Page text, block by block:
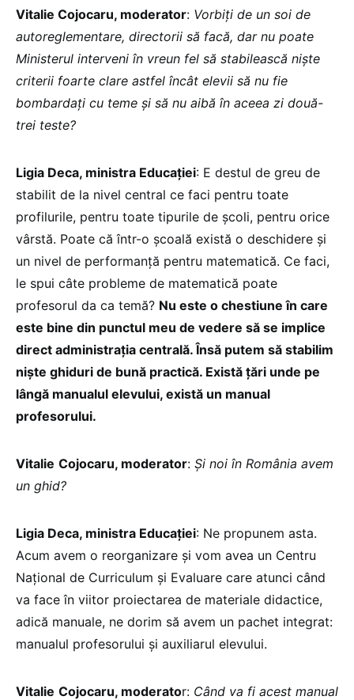
Vitalie Cojocaru, moderator: Vorbiți de un soi de
autoreglementare, directorii să facă, dar nu poate
Ministerul interveni în vreun fel să stabilească niște
criterii foarte clare astfel încât elevii să nu fie
bombardați cu teme și să nu aibă în aceea zi două-
trei teste?
Ligia Deca, ministra Educației: E destul de greu de
stabilit de la nivel central ce faci pentru toate
profilurile, pentru toate tipurile de școli, pentru orice
vârstă. Poate că într-o școală există o deschidere și
un nivel de performanță pentru matematică. Ce faci,
le spui câte probleme de matematică poate
profesorul da ca temă? Nu este o chestiune în care
este bine din punctul meu de vedere să se implice
direct administrația centrală. Însă putem să stabilim
niște ghiduri de bună practică. Există țări unde pe
lângă manualul elevului, există un manual
profesorului.
Vitalie Cojocaru, moderator: Și noi în România avem
un ghid?
Ligia Deca, ministra Educației: Ne propunem asta.
Acum avem o reorganizare și vom avea un Centru
Național de Curriculum și Evaluare care atunci când
va face în viitor proiectarea de materiale didactice,
adică manuale, ne dorim să avem un pachet integrat:
manualul profesorului și auxiliarul elevului.
Vitalie Cojocaru, moderator: Când va fi acest manual